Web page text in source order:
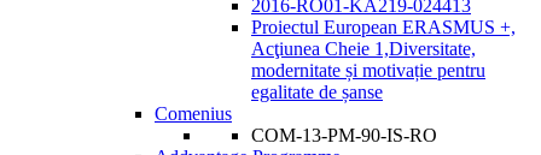
2016-RO01-KA219-024413
Proiectul European ERASMUS +,
Acţiunea Cheie 1,Diversitate,
modernitate și motivație pentru
egalitate de șanse
Comenius
COM-13-PM-90-IS-RO